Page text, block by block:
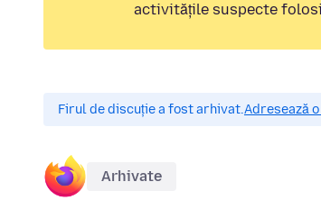
activitățile suspecte
Firul de discuție a fost arhivat.Adresează
Arhivate